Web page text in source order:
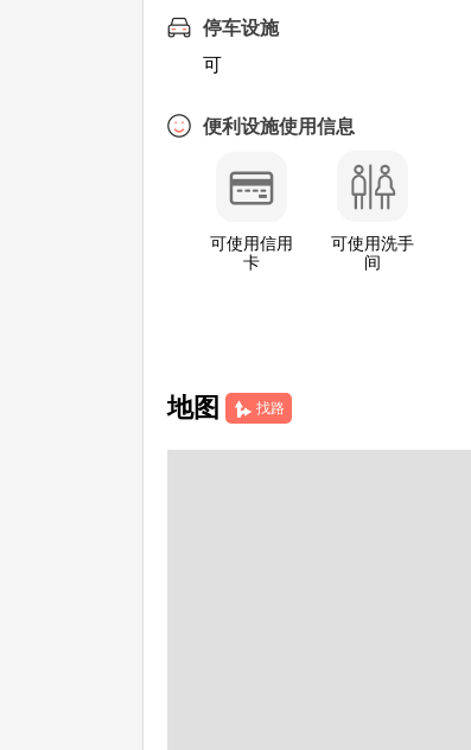
停车设施
可
便利设施使用信息
可使用信用
卡
可使用洗手
间
地图 找路